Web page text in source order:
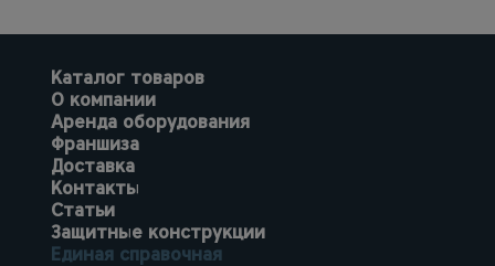
Каталог товаров
О компании
Аренда оборудования
Франшиза
Доставка
Контакты
Статьи
Защитные конструкции
Единая справочная